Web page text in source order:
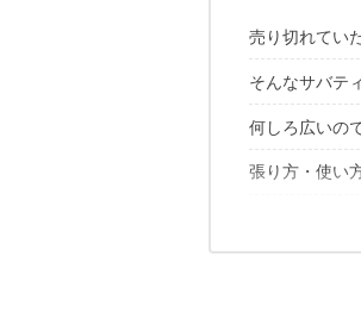
売り切れてい
2019年を
そんなサバテ
重さはず
設営は二人
初張り達
何しろ広いの
空間の有
張り方・使い
共有リビ
以上をもって